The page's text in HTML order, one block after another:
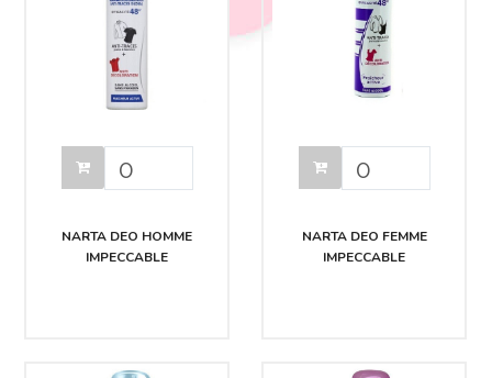
NARTA DEO HOMME
IMPECCABLE
NARTA DEO FEMME
IMPECCABLE